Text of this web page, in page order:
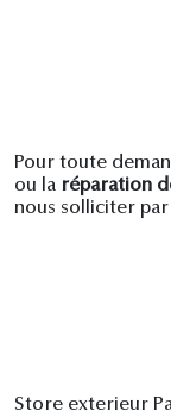
Pour toute
ou la réparation
nous solliciter
Store exterieur